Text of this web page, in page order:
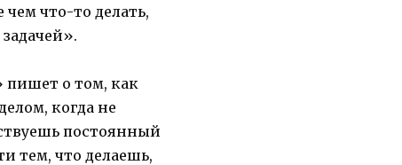
что-то делать,
пишет о том, как
когда не
постоянный
тем, что делаешь,